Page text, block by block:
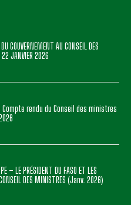
GOUVERNEMENT AU CONSEIL DES
22 JANVIER 2026
Compte rendu du Conseil des ministres
– LE PRÉSIDENT DU FASO ET LES
DES MINISTRES (Janv. 2026)